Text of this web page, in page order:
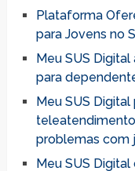
Plataforma
para Jovens no
Meu SUS
para
Meu SUS
problemas com
Meu SUS